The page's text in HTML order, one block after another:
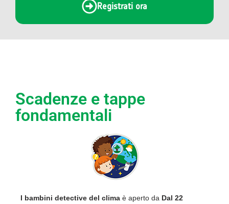
Registrati ora
Scadenze e tappe
fondamentali
I bambini detective del clima è aperto da Dal 22